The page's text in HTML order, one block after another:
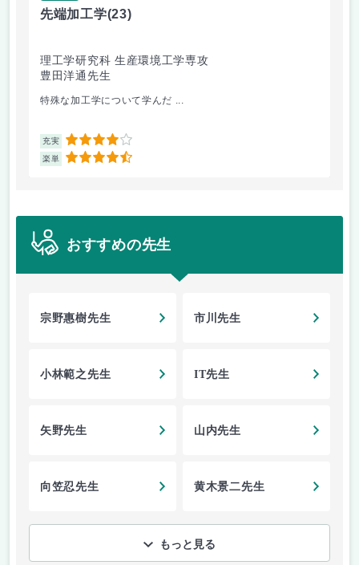
先端加工学(23)
理工学研究科 生産環境工学専攻
豊田洋通先生
特殊な加工学について学んだ ...
充実 4
楽単 4.5
おすすめの先生
宗野惠樹先生 市川先生
小林範之先生 IT先生
矢野先生 山内先生
向笠忍先生 黄木景二先生
もっと見る